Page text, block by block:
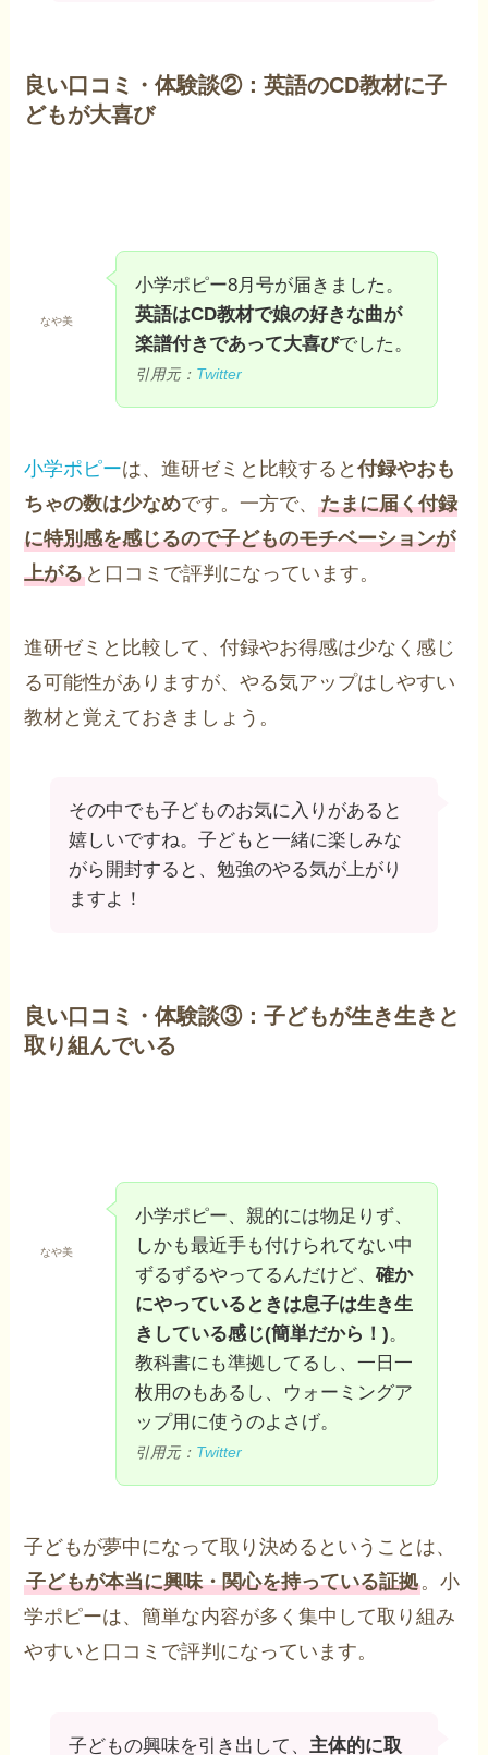
良い口コミ・体験談②：英語のCD教材に子
どもが大喜び
なや美
小学ポピー8月号が届きました。
英語はCD教材で娘の好きな曲が
楽譜付きであって大喜びでした。
引用元： Twitter
小学ポピーは、進研ゼミと比較すると付録やおも
ちゃの数は少なめです。一方で、たまに届く付録
に特別感を感じるので子どものモチベーションが
上がる と口コミで評判になっています。
進研ゼミと比較して、付録やお得感は少なく感じ
る可能性がありますが、やる気アップはしやすい
教材と覚えておきましょう。
その中でも子どものお気に入りがあると
嬉しいですね。子どもと一緒に楽しみな
がら開封すると、勉強のやる気が上がり
ますよ！
良い口コミ・体験談③：子どもが生き生きと
取り組んでいる
なや美
小学ポピー、親的には物足りず、
しかも最近手も付けられてない中
ずるずるやってるんだけど、確か
にやっているときは息子は生き生
きしている感じ(簡単だから！)。
教科書にも準拠してるし、一日一
枚用のもあるし、ウォーミングア
ップ用に使うのよさげ。
引用元： Twitter
子どもが夢中になって取り決めるということは、
子どもが本当に興味・関心を持っている証拠。小
学ポピーは、簡単な内容が多く集中して取り組み
やすいと口コミで評判になっています。
子どもの興味を引き出して、 主体的に取